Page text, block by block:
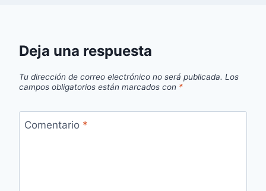
Deja una respuesta
Tu dirección de correo electrónico no será publicada. Los
campos obligatorios están marcados con *
Comentario *